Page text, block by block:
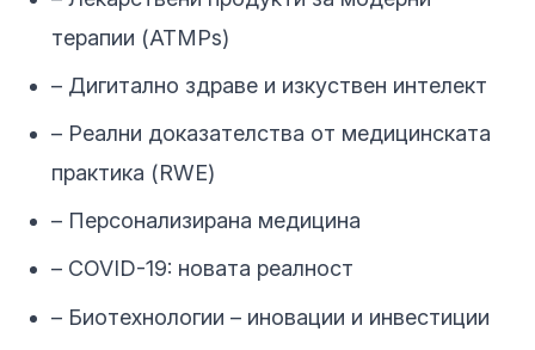
терапии (ATMPs)
– Дигитално здраве и изкуствен интелект
– Реални доказателства от медицинската
практика (RWE)
– Персонализирана медицина
– COVID-19: новата реалност
– Биотехнологии – иновации и инвестиции